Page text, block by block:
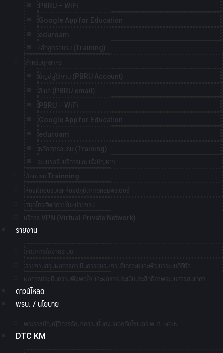
PBRU – WiFi
Google App for Education
eduroam
หลักสูตรอบรม (Training)
สำหรับบุคลากร
บัญชีผู้ใช้งาน (PBRU Account)
อีเมล์ (PBRU email)
PBRU – WiFi
Google App for Education
eduroam
หลักสูตรอบรม (Training)
ระบบขอรับบริการและแจ้งปัญหาฯ
ฝึกอบรม Trainning
ห้องฝึกอบรมและห้องปฏิบัติการคอมพิวเตอร์
สมุดโทรศัพท์ภายในหน่วยงาน
บริการ VPN (Virtual Private Network)
รายงาน
สถิติการใช้งานระบบ
รายงานสรุปผลการดำเนินการอบรม งานวิเคราะห์และพัฒนาระบบดิจิทัล
ผลการประเมินความพึงพอใจ และผลการประเมินประสิทธิภาพระบบสารสนเทศฯ
ดาวน์โหลด
พรบ. / นโยบาย
พระราชบัญญัติการรักษาความมั่นคงปลอดภัยไซเบอร์ พ.ศ. ๒๕๖๒
DTC KM